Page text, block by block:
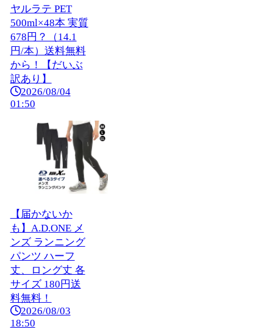
ヤルラテ PET
500ml×48本 実質
678円？（14.1
円/本）送料無料
から！【だいぶ
訳あり】
2026/08/04
01:50
【届かないか
も】A.D.ONE メ
ンズ ランニング
パンツ ハーフ
丈、ロング丈 各
サイズ 180円送
料無料！
2026/08/03
18:50